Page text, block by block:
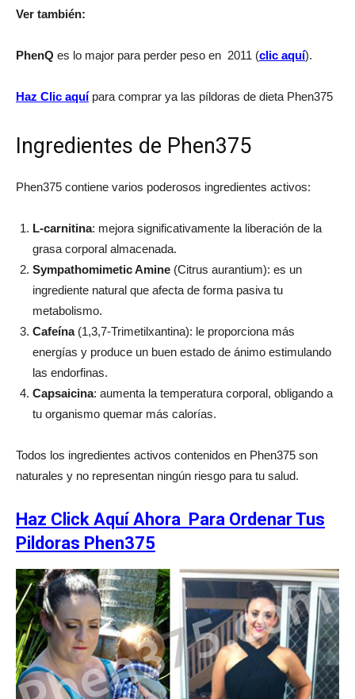
Ver también:
PhenQ es lo major para perder peso en 2011 (clic aquí).
Haz Clic aquípara comprar ya las píldoras de dieta Phen375
Ingredientes de Phen375
Phen375 contiene varios poderosos ingredientes activos:
L-carnitina: mejora significativamente la liberación de la
grasa corporal almacenada.
Sympathomimetic Amine (Citrus aurantium): es un
ingrediente natural que afecta de forma pasiva tu
metabolismo.
Cafeína(1,3,7-Trimetilxantina): le proporciona más
energías y produce un buen estado de ánimo estimulando
las endorfinas.
Capsaicina: aumenta la temperatura corporal, obligando a
tu organismo quemar más calorías.
Todos los ingredientes activos contenidos en Phen375 son
naturales y no representan ningún riesgo para tu salud.
Haz Click Aquí Ahora Para Ordenar Tus
Pildoras Phen375